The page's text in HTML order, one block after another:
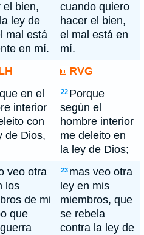
el bien,
ley de
mal está
en mí.
cuando quiero
hacer el bien,
el mal está en
mí.
RVG
en el
interior
con
de Dios,
22 Porque
según el
hombre interior
me deleito en
la ley de Dios;
veo otra
los
de mi
que
23 mas veo otra
ley en mis
miembros, que
se rebela
contra la ley de